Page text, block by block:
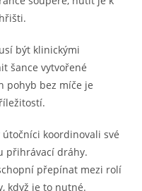
být klinickými
šance vytvořené
pohyb bez míče je
koordinovali své
přihrávací dráhy.
přepínat mezi rolí
když je to nutné.